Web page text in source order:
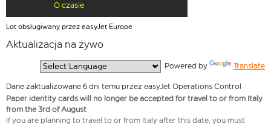
O czasie
Lot obsługiwany przez easyJet Europe
Aktualizacja na żywo
Powered by Translate
Dane zaktualizowane 6 dni temu przez easyJet Operations Control
Paper identity cards will no longer be accepted for travel to or from Italy
from the 3rd of August
If you are planning to travel to or from Italy after this date, you must